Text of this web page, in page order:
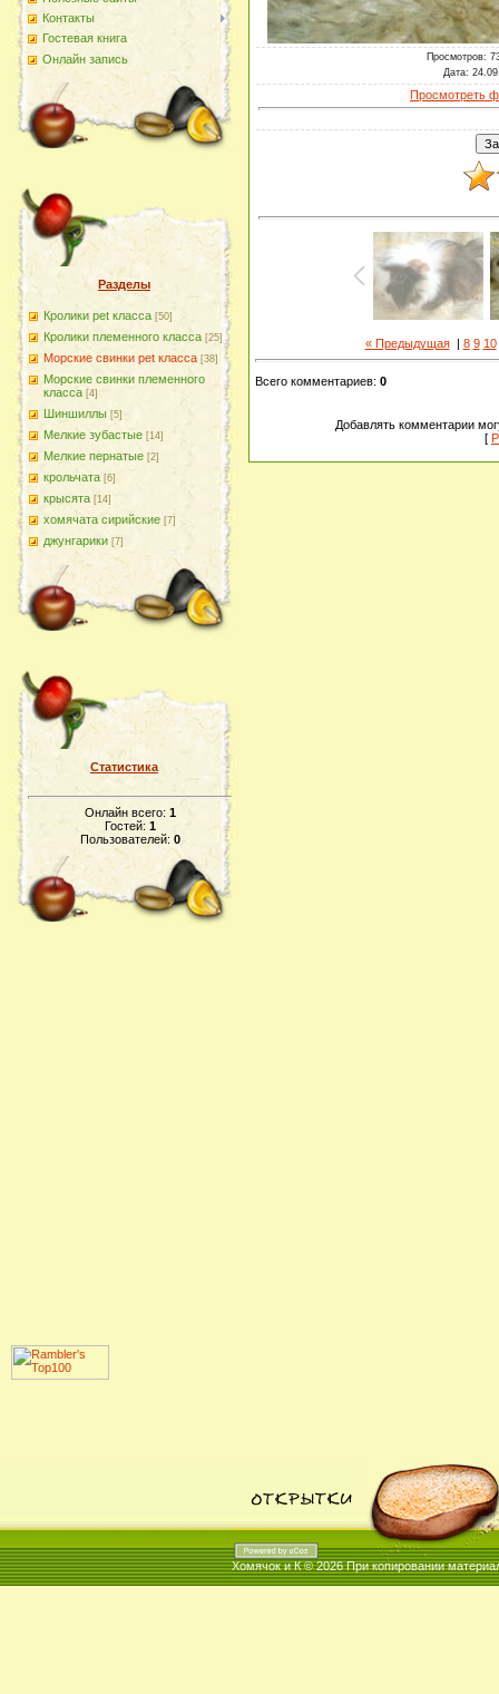
Контакты
Гостевая книга
Онлайн запись
Разделы
Кролики pet класса [50]
Кролики племенного класса [25]
Морские свинки pet класса [38]
Морские свинки племенного
класса [4]
Шиншиллы [5]
Мелкие зубастые [14]
Мелкие пернатые [2]
крольчата [6]
крысята [14]
хомячата сирийские [7]
джунгарики [7]
Статистика
Онлайн всего: 1
Гостей: 1
Пользователей: 0
Просмотров:
Дата:
Просмотреть
« Предыдущая| 8 9 10
Всего комментариев: 0
Добавлять комментарии
[
Хомячок и К © 2026При копировании